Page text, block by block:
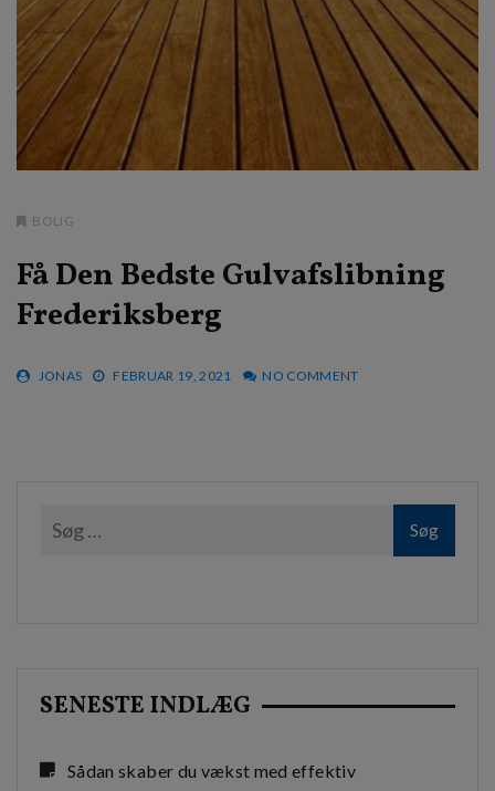
BOLIG
Få Den Bedste Gulvafslibning
Frederiksberg
JONAS FEBRUAR 19, 2021 NO COMMENT
SENESTE INDLÆG
Sådan skaber du vækst med effektiv